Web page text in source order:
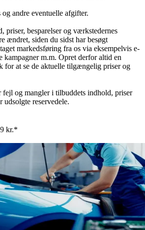
andre eventuelle afgifter.
priser, besparelser og værkstedernes
ændret, siden du sidst har besøgt
markedsføring fra os via eksempelvis e-
m.m. Opret derfor altid en
for at se de aktuelle tilgængelig priser og
fejl og mangler i tilbuddets indhold, priser
udsolgte reservedele.
kr.*